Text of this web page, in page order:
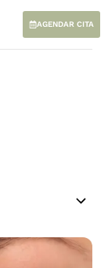
AGENDAR CITA